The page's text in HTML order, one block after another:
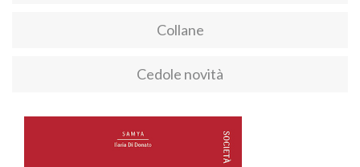
Collane
Cedole novità